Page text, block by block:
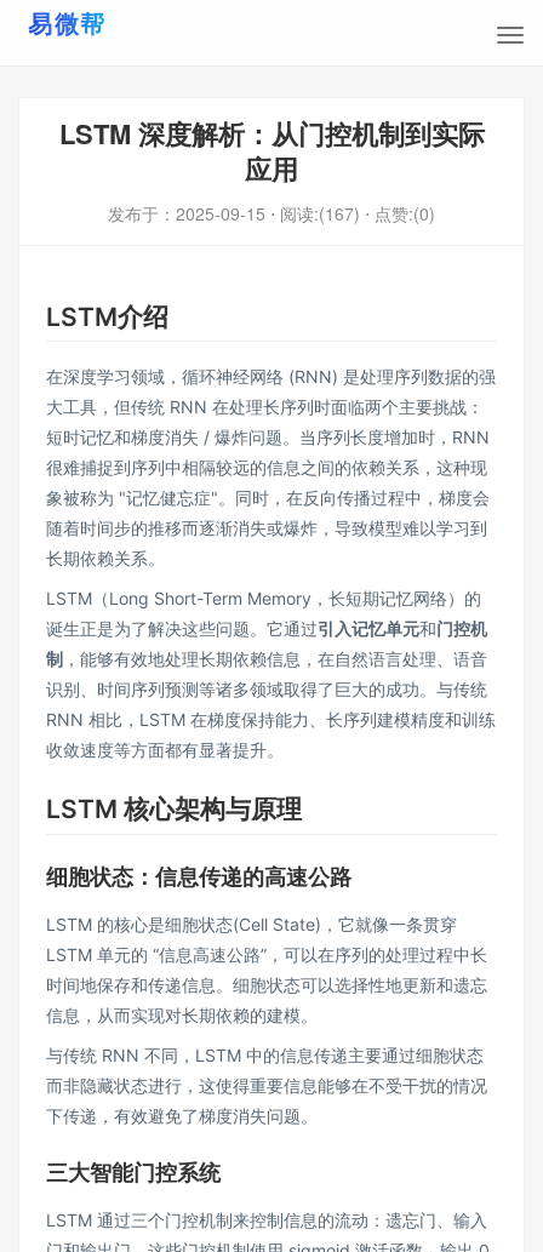
LSTM 深度解析：从门控机制到实际
应用
发布于： 2025-09-15 ⋅ 阅读:(167) ⋅ 点赞:(0)
LSTM介绍
在深度学习领域，循环神经网络 (RNN) 是处理序列数据的强
大工具，但传统 RNN 在处理长序列时面临两个主要挑战：
短时记忆和梯度消失 / 爆炸问题​。当序列长度增加时，RNN
很难捕捉到序列中相隔较远的信息之间的依赖关系，这种现
象被称为 "记忆健忘症"​。同时，在反向传播过程中，梯度会
随着时间步的推移而逐渐消失或爆炸，导致模型难以学习到
长期依赖关系​。​
LSTM（Long Short-Term Memory，长短期记忆网络）的
诞生正是为了解决这些问题。它通过引入记忆单元和门控机
制 ，能够有效地处理长期依赖信息，在自然语言处理、语音
识别、时间序列预测等诸多领域取得了巨大的成功​。与传统
RNN 相比，LSTM 在梯度保持能力、长序列建模精度和训练
收敛速度等方面都有显著提升​。
LSTM 核心架构与原理
细胞状态：信息传递的高速公路
LSTM 的核心是细胞状态(Cell State)，它就像一条贯穿
LSTM 单元的 “信息高速公路”，可以在序列的处理过程中长
时间地保存和传递信息​。细胞状态可以选择性地更新和遗忘
信息，从而实现对长期依赖的建模​。​
与传统 RNN 不同，LSTM 中的信息传递主要通过细胞状态
而非隐藏状态进行，这使得重要信息能够在不受干扰的情况
下传递，有效避免了梯度消失问题​。
三大智能门控系统
LSTM 通过三个门控机制来控制信息的流动：遗忘门、输入